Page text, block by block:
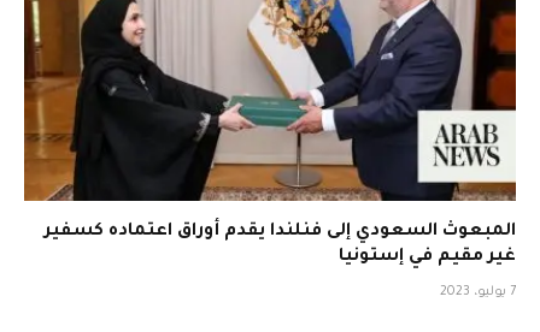
المبعوث السعودي إلى فنلندا يقدم أوراق اعتماده كسفير
غير مقيم في إستونيا
7 يوليو، 2023